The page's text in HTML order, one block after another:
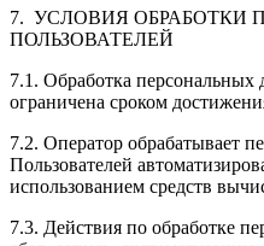
7. УСЛОВИЯ
ПОЛЬЗОВАТЕЛЕЙ
7.1. Обработка персональных
ограничена сроком
7.2. Оператор обрабатывает
Пользователей
использованием средств
7.3. Действия по обработке